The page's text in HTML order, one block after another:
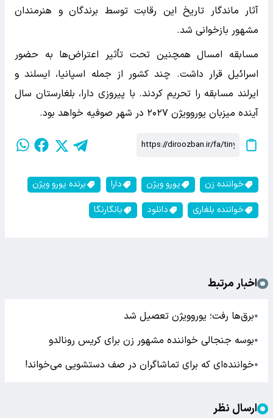
آثار ماندگار تاریخ این رقابت توسط برندگان و هنرمندان
مشهور بازخوانی شد.
مسابقه امسال همچنین تحت تأثیر اعتراض‌ها به حضور
اسرائیل قرار داشت. چند کشور از جمله اسپانیا، ایسلند و
ایرلند مسابقه را تحریم کردند. با پیروزی دارا، بلغارستان سال
آینده میزبان یوروویژن ۲۰۲۷ در شهر صوفیه خواهد بود.
خواننده زن یورو ویژن دارا
برنده یورو ویژن
خواننده بلغاری
دانلود بانگارنگا
اخبار مرتبط
●برق‌ها رفت؛ یوروویژن تعصیل شد
●بوسه جنجالی خواننده مشهور زن برای کریس رونالدو
●خواننده‌ای که برای تماشاگران در صف دستشویی می‌خواند!
ارسال نظر